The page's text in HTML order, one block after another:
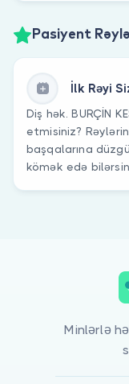
Pasiyent
İlk Rəyi
Diş hək. BURÇİN
etmisiniz?
başqalarına
kömək edə
Minlərlə